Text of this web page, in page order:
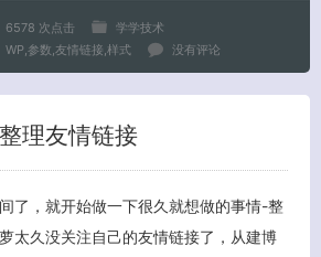
6578 次点击
学学技术
WP 参数 友情链接 样式 没有评论
理友情链接
了，就开始做一下很久就想做的事情-整
太久没关注自己的友情链接了，从建博
关闭弹窗